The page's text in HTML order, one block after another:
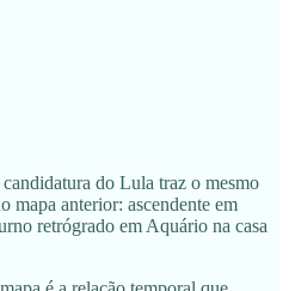
do Lula traz o mesmo
mapa anterior: ascendente em
retrógrado em Aquário na casa